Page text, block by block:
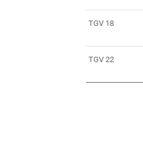
TGV 18
TGV 22